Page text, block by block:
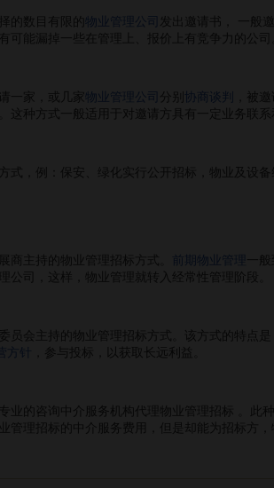
数目有限的 物业管理公司
发出邀请书， 一般
能漏掉一些在管理上、报价上有竞争力的公司
一家，或几家 物业管理公司 协商谈判 ，被
这种方式一般适用于对邀请方具有一定业务联
，例：保安、绿化实行公开招标，物业及设备
商主持的物业管理招标方式。 前期物业管理 一
公司，这样，物业管理就转入经常性管理阶段。
员会主持的物业管理招标方式。该方式的特点是
方针 ，参与投标，以获取长远利益。
业的咨询中介服务机构代理物业管理招标 。此
管理招标的中介服务费用，但是却能为招标方